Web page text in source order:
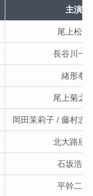
主演
尾上松緑
長谷川一
緒形拳
尾上菊之
岡田茉莉子 / 藤村志
北大路欣
石坂浩二
平幹二朗